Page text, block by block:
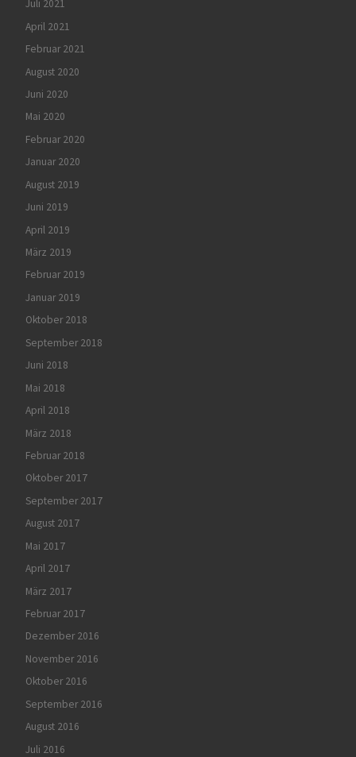
Juli 2021
April 2021
Februar 2021
August 2020
Juni 2020
Mai 2020
Februar 2020
Januar 2020
August 2019
Juni 2019
April 2019
März 2019
Februar 2019
Januar 2019
Oktober 2018
September 2018
Juni 2018
Mai 2018
April 2018
März 2018
Februar 2018
Oktober 2017
September 2017
August 2017
Mai 2017
April 2017
März 2017
Februar 2017
Dezember 2016
November 2016
Oktober 2016
September 2016
August 2016
Juli 2016